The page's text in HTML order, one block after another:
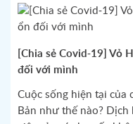
[Chia sẻ Covid-19] Vỏ
đối với mình
Cuộc sống hiện tại của
Bản như thế nào?